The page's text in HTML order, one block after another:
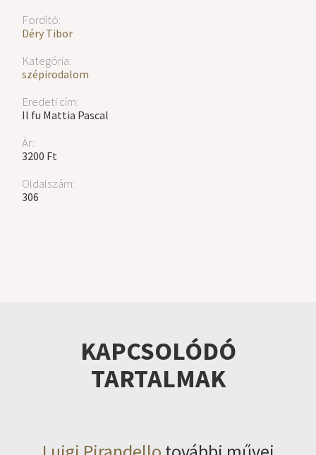
Fordító:
Déry Tibor
Kategória:
szépirodalom
Eredeti cím:
Il fu Mattia Pascal
Ár:
3200 Ft
Oldalszám:
306
KAPCSOLÓDÓ
TARTALMAK